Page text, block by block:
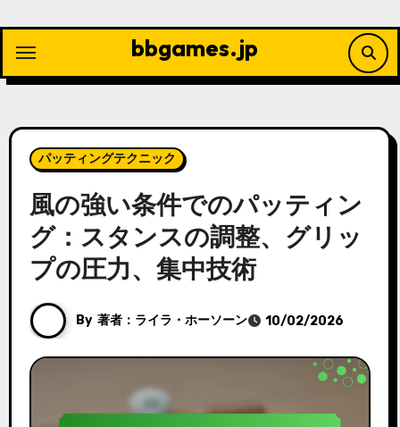
content
bbgames.jp
パッティングテクニック
風の強い条件でのパッティン
グ：スタンスの調整、グリッ
プの圧力、集中技術
By 著者：ライラ・ホーソーン 10/02/2026